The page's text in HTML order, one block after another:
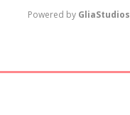
u
Powered by GliaStudios